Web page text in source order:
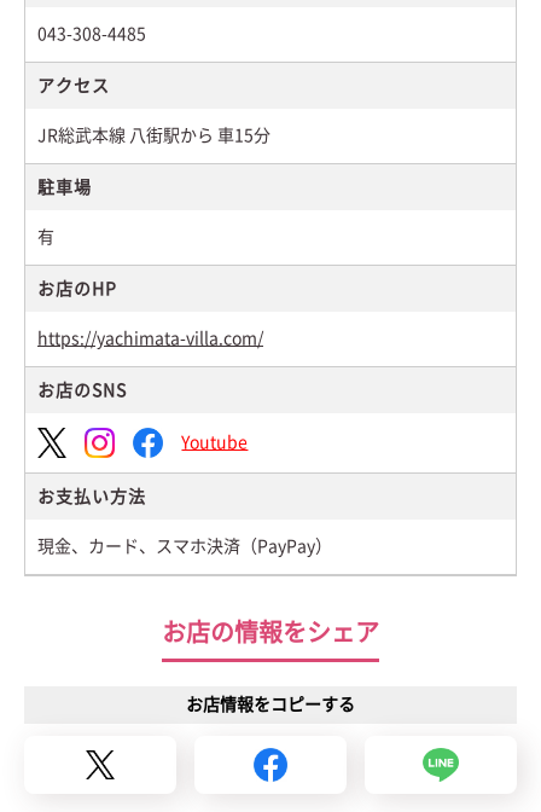
043-308-4485
アクセス
JR総武本線 八街駅から 車15分
駐車場
有
お店のHP
https://yachimata-villa.com/
お店のSNS
Youtube
お支払い方法
現金、カード、スマホ決済（PayPay）
お店の情報をシェア
お店情報をコピーする